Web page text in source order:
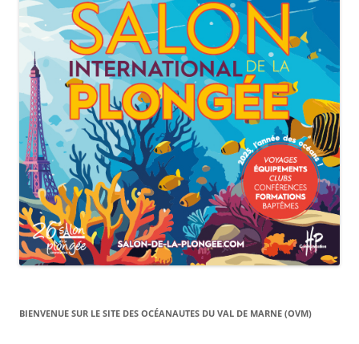
BIENVENUE SUR LE SITE DES OCÉANAUTES DU VAL DE MARNE (OVM)